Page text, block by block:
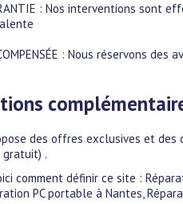
: Nos interventions sont
: Nous réservons
des offres exclusives et
gratuit) .
comment définir ce site :
PC portable à Nantes,